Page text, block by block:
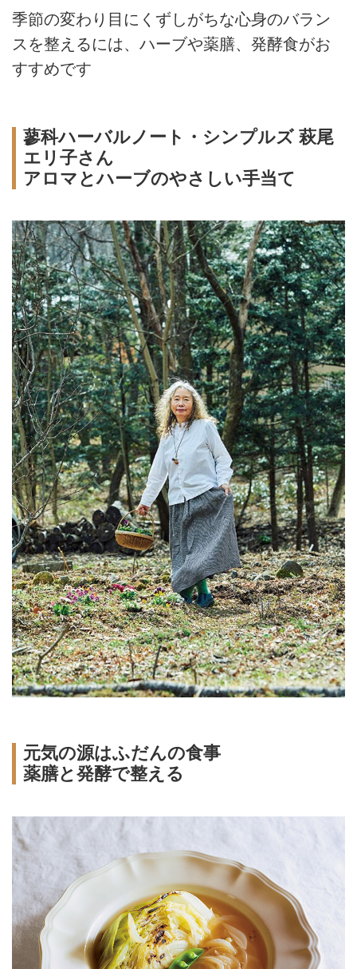
季節の変わり目にくずしがちな心身のバラン
スを整えるには、ハーブや薬膳、発酵食がお
すすめです
蓼科ハーバルノート・シンプルズ 萩尾
エリ子さん
アロマとハーブのやさしい手当て
元気の源はふだんの食事
薬膳と発酵で整える